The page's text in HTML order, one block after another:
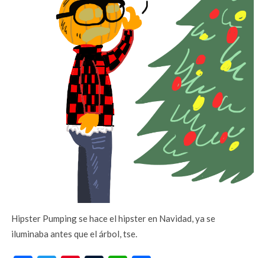
Hipster Pumping se hace el hipster en Navidad, ya se
iluminaba antes que el árbol, tse.